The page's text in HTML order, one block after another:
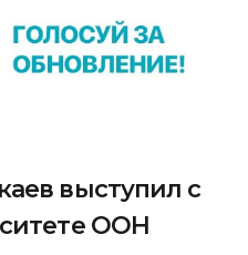
выступил с
ООН